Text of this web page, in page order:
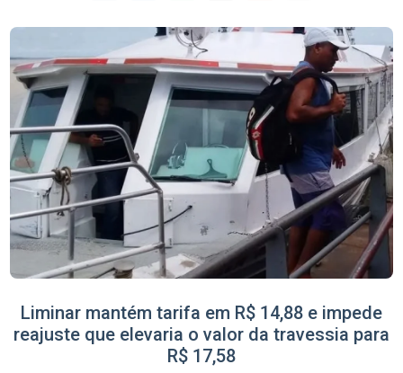
Liminar mantém tarifa em R$ 14,88 e impede
reajuste que elevaria o valor da travessia para
R$ 17,58